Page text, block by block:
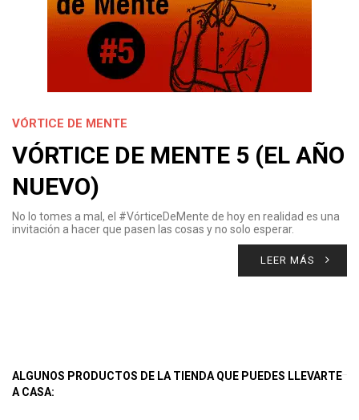
VÓRTICE DE MENTE
VÓRTICE DE MENTE 5 (EL AÑO
NUEVO)
No lo tomes a mal, el #VórticeDeMente de hoy en realidad es una
invitación a hacer que pasen las cosas y no solo esperar.
LEER MÁS
ALGUNOS PRODUCTOS DE LA TIENDA QUE PUEDES LLEVARTE
A CASA: